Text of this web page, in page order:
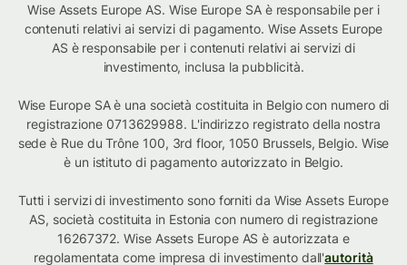
Wise Assets Europe AS. Wise Europe SA è responsabile per i
contenuti relativi ai servizi di pagamento. Wise Assets Europe
AS è responsabile per i contenuti relativi ai servizi di
investimento, inclusa la pubblicità.
Wise Europe SA è una società costituita in Belgio con numero di
registrazione 0713629988. L'indirizzo registrato della nostra
sede è Rue du Trône 100, 3rd floor, 1050 Brussels, Belgio. Wise
è un istituto di pagamento autorizzato in Belgio.
Tutti i servizi di investimento sono forniti da Wise Assets Europe
AS, società costituita in Estonia con numero di registrazione
16267372. Wise Assets Europe AS è autorizzata e
regolamentata come impresa di investimento dall'autorità